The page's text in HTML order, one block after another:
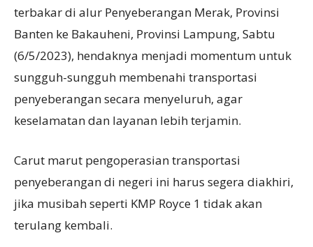
terbakar di alur Penyeberangan Merak, Provinsi
Banten ke Bakauheni, Provinsi Lampung, Sabtu
(6/5/2023), hendaknya menjadi momentum untuk
sungguh-sungguh membenahi transportasi
penyeberangan secara menyeluruh, agar
keselamatan dan layanan lebih terjamin.
Carut marut pengoperasian transportasi
penyeberangan di negeri ini harus segera diakhiri,
jika musibah seperti KMP Royce 1 tidak akan
terulang kembali.